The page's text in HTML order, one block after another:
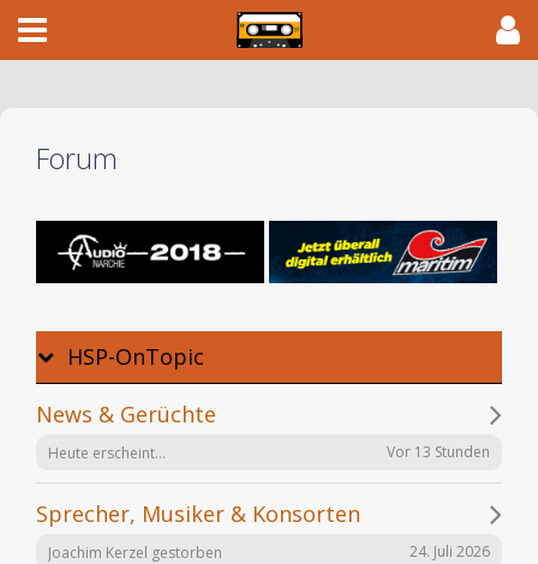
Forum
HSP-OnTopic
News & Gerüchte
Heute erscheint... Vor 13 Stunden
Sprecher, Musiker & Konsorten
Joachim Kerzel gestorben 24. Juli 2026